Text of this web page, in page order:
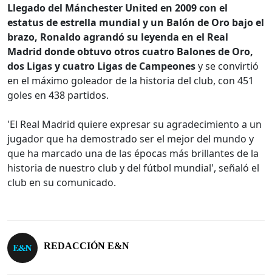
Llegado del Mánchester United en 2009 con el
estatus de estrella mundial y un Balón de Oro bajo el
brazo, Ronaldo agrandó su leyenda en el Real
Madrid donde obtuvo otros cuatro Balones de Oro,
dos Ligas y cuatro Ligas de Campeonesy se convirtió
en el máximo goleador de la historia del club, con 451
goles en 438 partidos.
'El Real Madrid quiere expresar su agradecimiento a un
jugador que ha demostrado ser el mejor del mundo y
que ha marcado una de las épocas más brillantes de la
historia de nuestro club y del fútbol mundial', señaló el
club en su comunicado.
REDACCIÓN E&N